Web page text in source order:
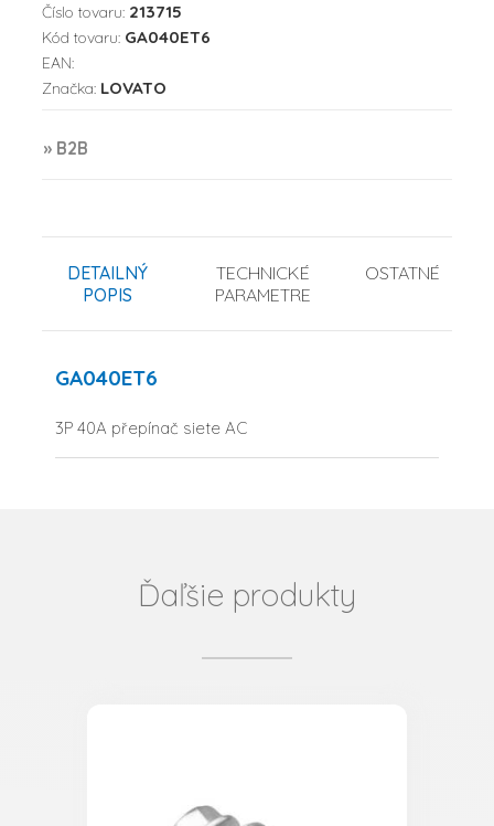
Číslo tovaru: 213715
Kód tovaru: GA040ET6
EAN:
Značka: LOVATO
» B2B
DETAILNÝ
POPIS
TECHNICKÉ
PARAMETRE
OSTATNÉ
GA040ET6
3P 40A přepínač siete AC
Ďaľšie produkty